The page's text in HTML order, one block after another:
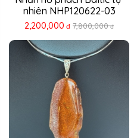
nhiên NHP120622-03
2,200,000 đ 7,800,000 đ